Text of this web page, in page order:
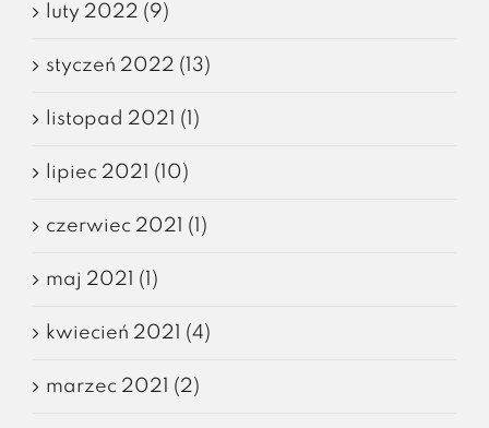
luty 2022 (9)
styczeń 2022 (13)
listopad 2021 (1)
lipiec 2021 (10)
czerwiec 2021 (1)
maj 2021 (1)
kwiecień 2021 (4)
marzec 2021 (2)